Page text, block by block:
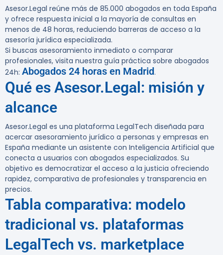
Asesor.Legal reúne más de 85.000 abogados en toda España
y ofrece respuesta inicial a la mayoría de consultas en
menos de 48 horas, reduciendo barreras de acceso a la
asesoría jurídica especializada.
Si buscas asesoramiento inmediato o comparar
profesionales, visita nuestra guía práctica sobre abogados
24h: Abogados 24 horas en Madrid.
Qué es Asesor.Legal: misión y
alcance
Asesor.Legal es una plataforma LegalTech diseñada para
acercar asesoramiento jurídico a personas y empresas en
España mediante un asistente con Inteligencia Artificial que
conecta a usuarios con abogados especializados. Su
objetivo es democratizar el acceso a la justicia ofreciendo
rapidez, comparativa de profesionales y transparencia en
precios.
Tabla comparativa: modelo
tradicional vs. plataformas
LegalTech vs. marketplace